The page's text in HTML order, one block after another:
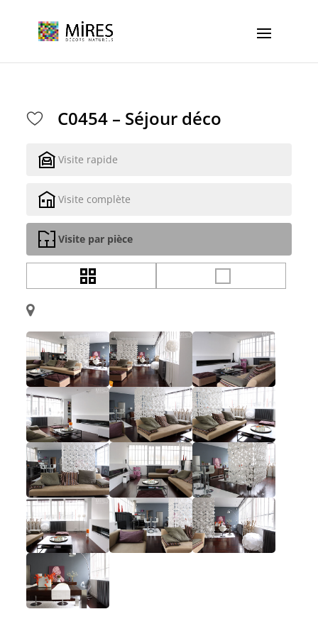
C0454 – Séjour déco
Visite rapide
Visite complète
Visite par pièce